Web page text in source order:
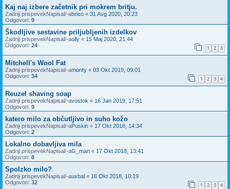
Kaj naj izbere začetnik pri mokrem britju.
Zadnji prispevekNapisal/-abrico « 31 Avg 2020, 20:23
Odgovori: 9
Škodljive sestavine priljubljenih izdelkov
Zadnji prispevekNapisal/-aolly « 15 Maj 2020, 21:44
Odgovori: 24 1 2 3
Mitchell's Wool Fat
Zadnji prispevekNapisal/-amonty « 03 Okt 2019, 09:01
Odgovori: 34 1 2 3 4
Reuzel shaving soap
Zadnji prispevekNapisal/-avostok « 16 Jan 2019, 17:51
Odgovori: 9
katero milo za občutljivo in suho kožo
Zadnji prispevekNapisal/-aPuskin « 17 Okt 2018, 14:34
Odgovori: 2
Lokalno dobavljiva mila
Zadnji prispevekNapisal/-aG_man « 17 Okt 2018, 13:41
Odgovori: 8
Spolzko milo?
Zadnji prispevekNapisal/-auxbal « 16 Okt 2018, 10:19
Odgovori: 32 1 2 3 4